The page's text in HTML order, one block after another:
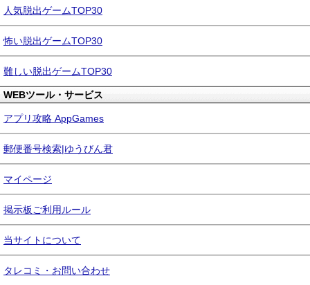
人気脱出ゲームTOP30
怖い脱出ゲームTOP30
難しい脱出ゲームTOP30
WEBツール・サービス
アプリ攻略 AppGames
郵便番号検索|ゆうびん君
マイページ
掲示板ご利用ルール
当サイトについて
タレコミ・お問い合わせ